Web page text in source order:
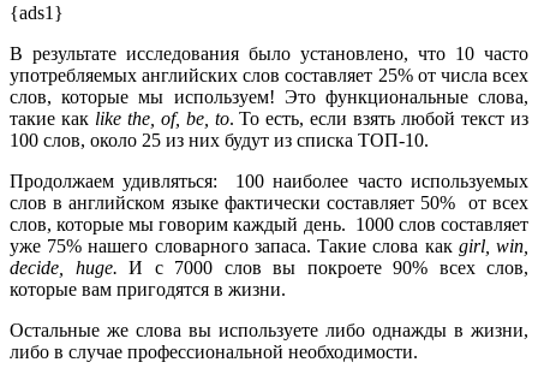
{ads1}
В результате исследования было установлено, что 10 часто
употребляемых английских слов составляет 25% от числа всех
слов, которые мы используем! Это функциональные слова,
такие как like the, of, be, to. То есть, если взять любой текст из
100 слов, около 25 из них будут из списка ТОП-10.
Продолжаем удивляться: 100 наиболее часто используемых
слов в английском языке фактически составляет 50% от всех
слов, которые мы говорим каждый день. 1000 слов составляет
уже 75% нашего словарного запаса. Такие слова как girl, win,
decide, huge. И с 7000 слов вы покроете 90% всех слов,
которые вам пригодятся в жизни.
Остальные же слова вы используете либо однажды в жизни,
либо в случае профессиональной необходимости.